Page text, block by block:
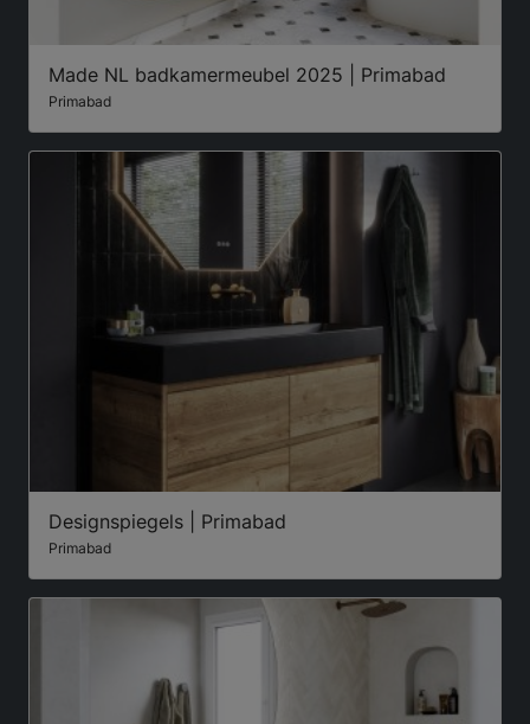
Made NL badkamermeubel 2025 | Primabad
Primabad
Designspiegels | Primabad
Primabad